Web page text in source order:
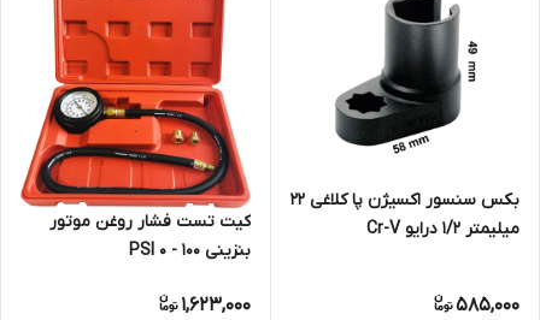
بکس سنسور اکسیژن پا کلاغی 22
میلیمتر 1/2 درایو Cr-V
585,000
کیت تست فشار روغن موتور
بنزینی 100 - 0 PSI
1,623,000